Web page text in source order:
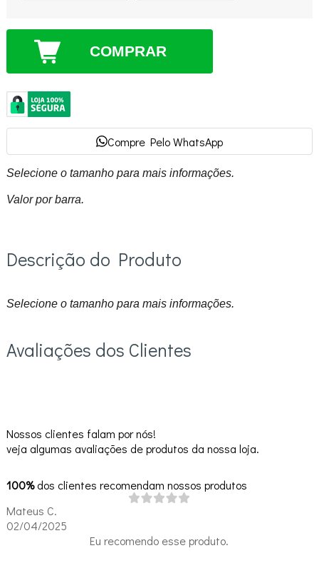
COMPRAR
Compre Pelo WhatsApp
Selecione o tamanho para mais informações.
Valor por barra.
Descrição do Produto
Selecione o tamanho para mais informações.
Avaliações dos Clientes
Nossos clientes falam por nós!
veja algumas avaliações de produtos da nossa loja.
100% dos clientes recomendam nossos produtos
Mateus C.
02/04/2025
Eu recomendo esse produto.